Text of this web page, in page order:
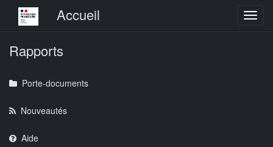
Menu principalAccueil
Rapports
Porte-documents
Nouveautés
Aide